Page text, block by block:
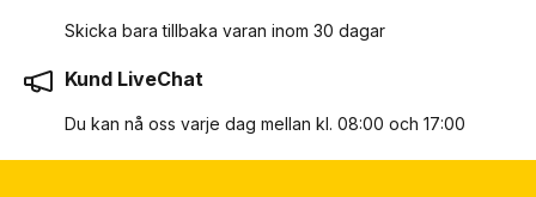
Skicka bara tillbaka varan inom 30 dagar
Kund LiveChat
Du kan nå oss varje dag mellan kl. 08:00 och 17:00